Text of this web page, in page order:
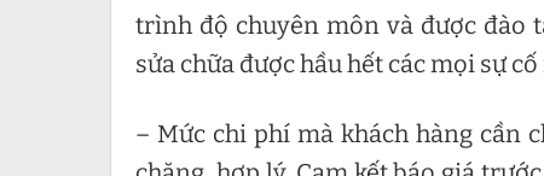
trình độ chuyên môn và được đào
sửa chữa được hầu hết các mọi sự
– Mức chi phí mà khách hàng cần